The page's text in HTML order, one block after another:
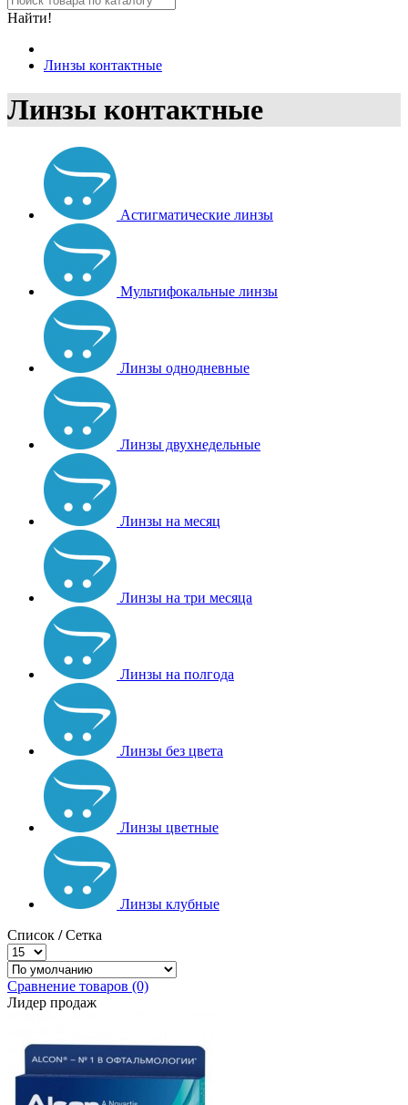
Найти!
Линзы контактные
Линзы контактные
Астигматические линзы
Мультифокальные линзы
Линзы однодневные
Линзы двухнедельные
Линзы на месяц
Линзы на три месяца
Линзы на полгода
Линзы без цвета
Линзы цветные
Линзы клубные
Список / Сетка
Сравнение товаров (0)
Лидер продаж